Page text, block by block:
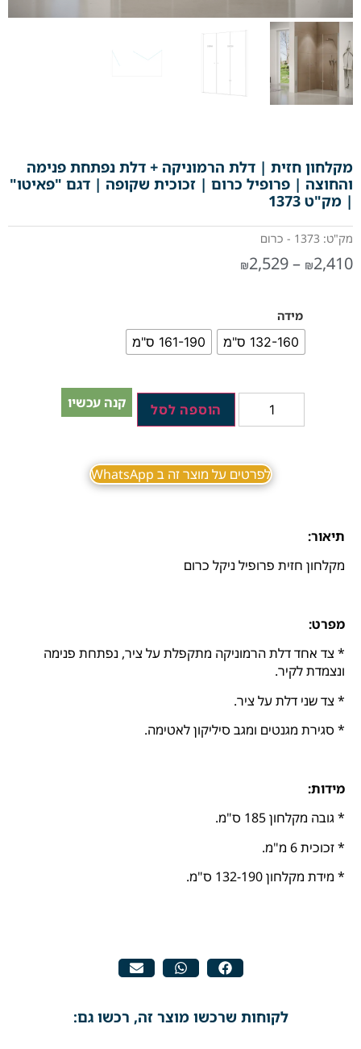
מקלחון חזית | דלת הרמוניקה + דלת נפתחת פנימה
והחוצה | פרופיל כרום | זכוכית שקופה | דגם "פאיטו"
| מק"ט 1373
מק"ט: 1373 - כרום
₪2,410
–
₪2,529
מידה
132-160 ס"מ 161-190 ס"מ
קנה עכשיו הוספה לסל
לפרטים על מוצר זה ב WhatsApp
תיאור:
מקלחון חזית פרופיל ניקל כרום
מפרט:
* צד אחד דלת הרמוניקה מתקפלת על ציר, נפתחת פנימה
ונצמדת לקיר.
* צד שני דלת על ציר.
* סגירת מגנטים ומגב סיליקון לאטימה.
מידות:
* גובה מקלחון 185 ס"מ.
* זכוכית 6 מ"מ.
* מידת מקלחון 132-190 ס"מ.
לקוחות שרכשו מוצר זה, רכשו גם: